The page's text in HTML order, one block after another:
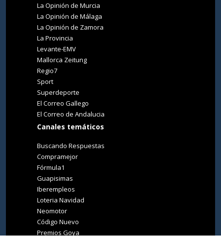
La Opinión de Murcia
La Opinión de Málaga
La Opinión de Zamora
La Provincia
Levante-EMV
Mallorca Zeitung
Regio7
Sport
Superdeporte
El Correo Gallego
El Correo de Andalucia
Canales temáticos
Buscando Respuestas
Compramejor
Fórmula1
Guapisimas
Iberempleos
Loteria Navidad
Neomotor
Código Nuevo
Premios Goya